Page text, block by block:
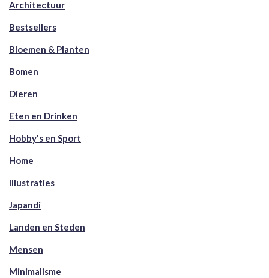
Architectuur
Bestsellers
Bloemen & Planten
Bomen
Dieren
Eten en Drinken
Hobby's en Sport
Home
Illustraties
Japandi
Landen en Steden
Mensen
Minimalisme